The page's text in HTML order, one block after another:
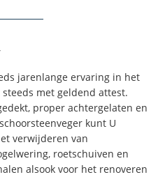
jarenlange ervaring in het
met geldend attest.
proper achtergelaten en
kunt U
verwijderen van
roetschuiven en
alsook voor het renoveren